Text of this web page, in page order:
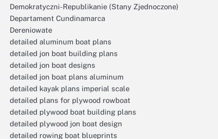
Demokratyczni-Republikanie (Stany Zjednoczone)
Departament Cundinamarca
Dereniowate
detailed aluminum boat plans
detailed jon boat building plans
detailed jon boat designs
detailed jon boat plans aluminum
detailed kayak plans imperial scale
detailed plans for plywood rowboat
detailed plywood boat building plans
detailed plywood jon boat design
detailed rowing boat blueprints